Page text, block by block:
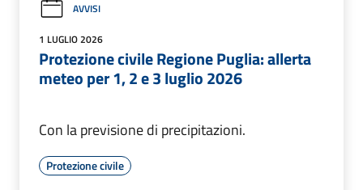
AVVISI
1 LUGLIO 2026
Protezione civile Regione Puglia: allerta
meteo per 1, 2 e 3 luglio 2026
Con la previsione di precipitazioni.
Protezione civile